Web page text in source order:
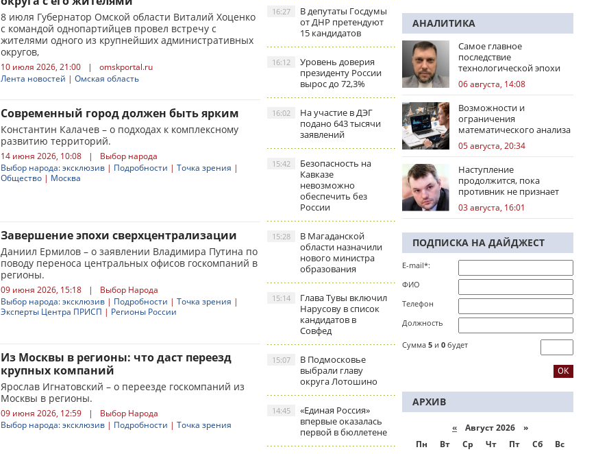
8 июля Губернатор Омской области Виталий Хоценко
с командой однопартийцев провел встречу с
жителями одного из крупнейших административных
округов,
10 июля 2026, 21:00 |
omskportal.ru
Лента новостей | Омская область
Современный город должен быть ярким
Константин Калачев – о подходах к комплексному
развитию территорий.
14 июня 2026, 10:08 |
Выбор народа
Выбор народа: эксклюзив | Подробности | Точка зрения |
Общество | Москва
Завершение эпохи сверхцентрализации
Даниил Ермилов – о заявлении Владимира Путина по
поводу переноса центральных офисов госкомпаний в
регионы.
09 июня 2026, 15:18 |
Выбор Народа
Выбор народа: эксклюзив | Подробности | Точка зрения |
Эксперты Центра ПРИСП | Регионы России
Из Москвы в регионы: что даст переезд
крупных компаний
Ярослав Игнатовский – о переезде госкомпаний из
Москвы в регионы.
09 июня 2026, 12:59 |
Выбор Народа
Выбор народа: эксклюзив | Подробности | Точка зрения
В депутаты Госдумы
от ДНР претендуют
15 кандидатов
16:27
Уровень доверия
президенту России
вырос до 72,3%
16:12
На участие в ДЭГ
подано 643 тысячи
заявлений
16:02
Безопасность на
Кавказе
невозможно
обеспечить без
России
15:42
В Магаданской
области назначили
нового министра
образования
15:28
Глава Тувы включил
Нарусову в список
кандидатов в
Совфед
15:14
В Подмосковье
выбрали главу
округа Лотошино
15:07
«Единая Россия»
впервые оказалась
первой в бюллетене
14:45
АНАЛИТИКА
Самое главное
последствие
технологической эпохи
06 августа, 14:08
Возможности и
ограничения
математического анализа
избирательных кампаний
05 августа, 20:34
Наступление
продолжится, пока
противник не признает
стратегическое
поражение
03 августа, 16:01
ПОДПИСКА НА ДАЙДЖЕСТ
E-mail*:
ФИО
Телефон
Должность
Сумма 5 и 0 будет
АРХИВ
« Август 2026 »
Пн
Вт Ср Чт Пт Сб
Вс